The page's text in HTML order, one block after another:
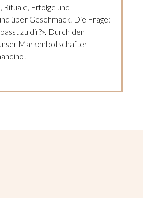
Rituale, Erfolge und
über Geschmack. Die Frage:
zu dir?». Durch den
Markenbotschafter